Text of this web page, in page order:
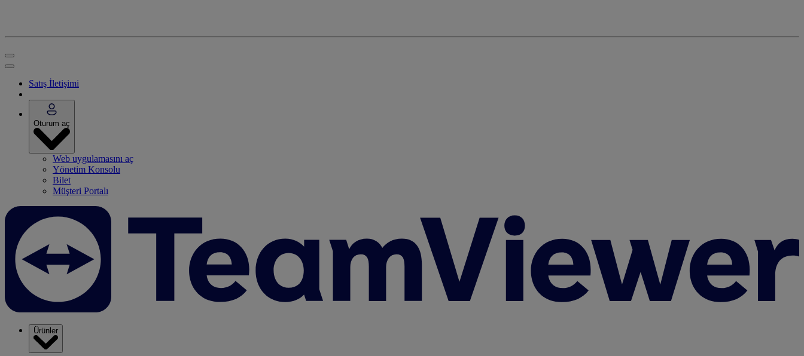
Satış İletişimi
Oturum aç
Web uygulamasını aç
Yönetim Konsolu
Bilet
Müşteri Portalı
Ürünler